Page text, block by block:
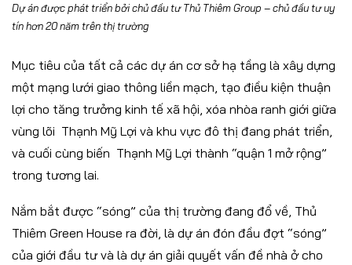
Dự án được phát triển bởi chủ đầu tư Thủ Thiêm Group – chủ đầu tư uy
tín hơn 20 năm trên thị trường
Mục tiêu của tất cả các dự án cơ sở hạ tầng là xây dựng
một mạng lưới giao thông liền mạch, tạo điều kiện thuận
lợi cho tăng trưởng kinh tế xã hội, xóa nhòa ranh giới giữa
vùng lõi Thạnh Mỹ Lợi và khu vực đô thị đang phát triển,
và cuối cùng biến Thạnh Mỹ Lợi thành “quận 1 mở rộng”
trong tương lai.
Nắm bắt được “sóng” của thị trường đang đổ về, Thủ
Thiêm Green House ra đời, là dự án đón đầu đợt “sóng”
của giới đầu tư và là dự án giải quyết vấn đề nhà ở cho